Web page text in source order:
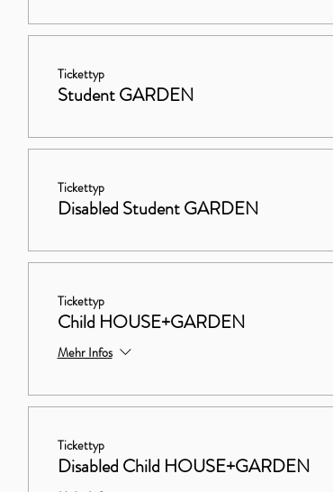
Tickettyp
Student GARDEN
Tickettyp
Disabled Student GARDEN
Tickettyp
Child HOUSE+GARDEN
Mehr Infos
Tickettyp
Disabled Child HOUSE+GARDEN